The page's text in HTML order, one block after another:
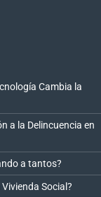
Cambia la
a la Delincuencia en
a tantos?
Social?